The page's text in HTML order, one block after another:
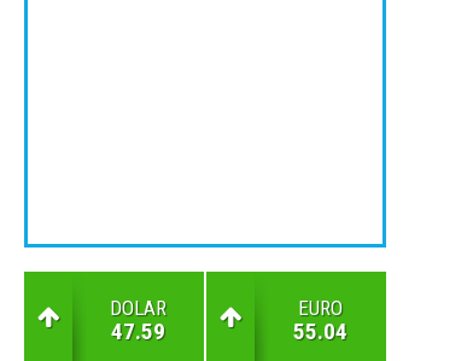
DOLAR
47.59
EURO
55.04